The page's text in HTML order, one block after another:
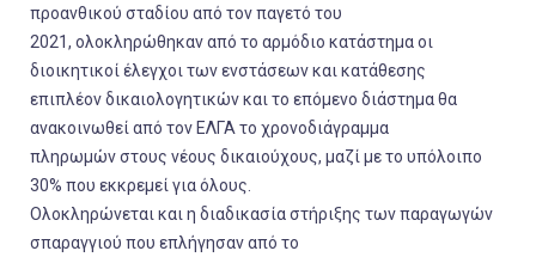
προανθικού σταδίου από τον παγετό του
2021, ολοκληρώθηκαν από το αρμόδιο κατάστημα οι
διοικητικοί έλεγχοι των ενστάσεων και κατάθεσης
επιπλέον δικαιολογητικών και το επόμενο διάστημα θα
ανακοινωθεί από τον ΕΛΓΑ το χρονοδιάγραμμα
πληρωμών στους νέους δικαιούχους, μαζί με το υπόλοιπο
30% που εκκρεμεί για όλους.
Ολοκληρώνεται και η διαδικασία στήριξης των παραγωγών
σπαραγγιού που επλήγησαν από το